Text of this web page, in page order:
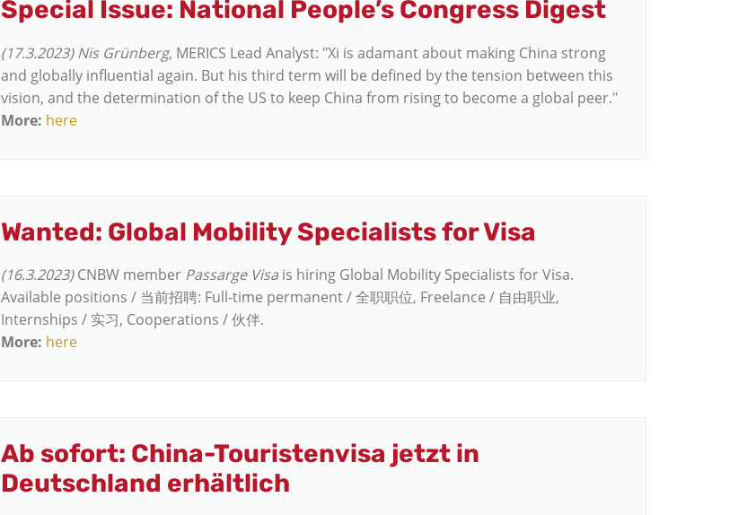
Special Issue: National People’s Congress Digest
(17.3.2023) Nis Grünberg, MERICS Lead Analyst: "Xi is adamant about making China strong
and globally influential again. But his third term will be defined by the tension between this
vision, and the determination of the US to keep China from rising to become a global peer."
More: here
Wanted: Global Mobility Specialists for Visa
(16.3.2023)CNBW member Passarge Visa is hiring Global Mobility Specialists for Visa.
Available positions / 当前招聘: Full-time permanent / 全职职位, Freelance / 自由职业,
Internships / 实习, Cooperations / 伙伴.
More: here
Ab sofort: China-Touristenvisa jetzt in
Deutschland erhältlich